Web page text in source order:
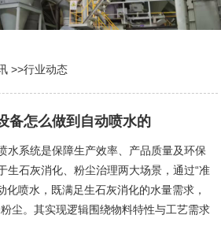
>>行业动态
备怎么做到自动喷水的
系统是保障生产效率、产品质量及环保
生石灰消化、粉尘治理两大场景，通过“准
化喷水，既满足生石灰消化的水量需求，
尘。其实现逻辑围绕物料特性与工艺需求